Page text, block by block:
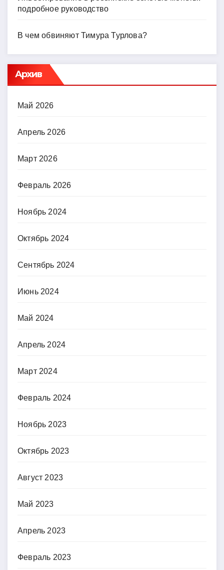
подробное руководство
В чем обвиняют Тимура Турлова?
Архив
Май 2026
Апрель 2026
Март 2026
Февраль 2026
Ноябрь 2024
Октябрь 2024
Сентябрь 2024
Июнь 2024
Май 2024
Апрель 2024
Март 2024
Февраль 2024
Ноябрь 2023
Октябрь 2023
Август 2023
Май 2023
Апрель 2023
Февраль 2023